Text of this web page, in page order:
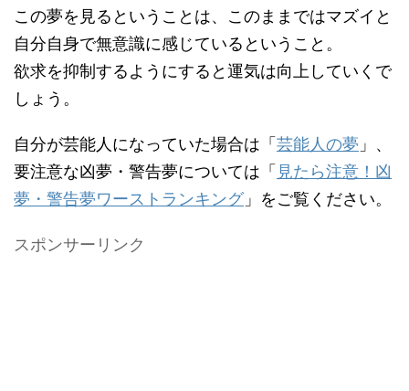
この夢を見るということは、このままではマズイと
自分自身で無意識に感じているということ。
欲求を抑制するようにすると運気は向上していくで
しょう。
自分が芸能人になっていた場合は「 芸能人の夢 」、
要注意な凶夢・警告夢については「 見たら注意！凶
夢・警告夢ワーストランキング」をご覧ください。
スポンサーリンク